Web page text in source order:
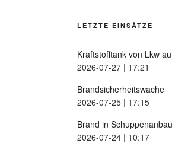
LETZTE EINSÄTZE
Kraftstofftank von Lkw
2026-07-27| 17:21
Brandsicherheitswache
2026-07-25| 17:15
Brand in Schuppenanbau
2026-07-24| 10:17